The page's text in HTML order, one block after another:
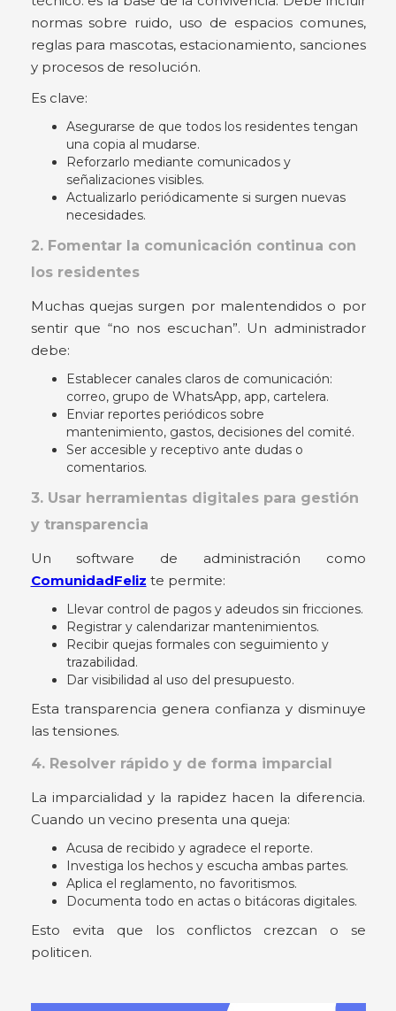
normas sobre ruido, uso de espacios comunes,
reglas para mascotas, estacionamiento, sanciones
y procesos de resolución.
Es clave:
Asegurarse de que todos los residentes tengan
una copia al mudarse.
Reforzarlo mediante comunicados y
señalizaciones visibles.
Actualizarlo periódicamente si surgen nuevas
necesidades.
2. Fomentar la comunicación continua con
los residentes
Muchas quejas surgen por malentendidos o por
sentir que “no nos escuchan”. Un administrador
debe:
Establecer canales claros de comunicación:
correo, grupo de WhatsApp, app, cartelera.
Enviar reportes periódicos sobre
mantenimiento, gastos, decisiones del comité.
Ser accesible y receptivo ante dudas o
comentarios.
3. Usar herramientas digitales para gestión
y transparencia
Un software de administración como
ComunidadFeliz te permite:
Llevar control de pagos y adeudos sin fricciones.
Registrar y calendarizar mantenimientos.
Recibir quejas formales con seguimiento y
trazabilidad.
Dar visibilidad al uso del presupuesto.
Esta transparencia genera confianza y disminuye
las tensiones.
4. Resolver rápido y de forma imparcial
La imparcialidad y la rapidez hacen la diferencia.
Cuando un vecino presenta una queja:
Acusa de recibido y agradece el reporte.
Investiga los hechos y escucha ambas partes.
Aplica el reglamento, no favoritismos.
Documenta todo en actas o bitácoras digitales.
Esto evita que los conflictos crezcan o se
politicen.